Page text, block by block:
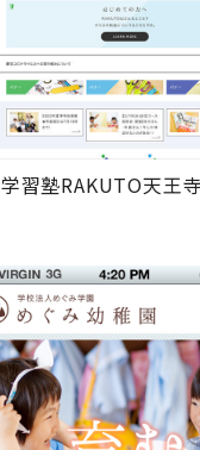
学習塾RAKUTO天王